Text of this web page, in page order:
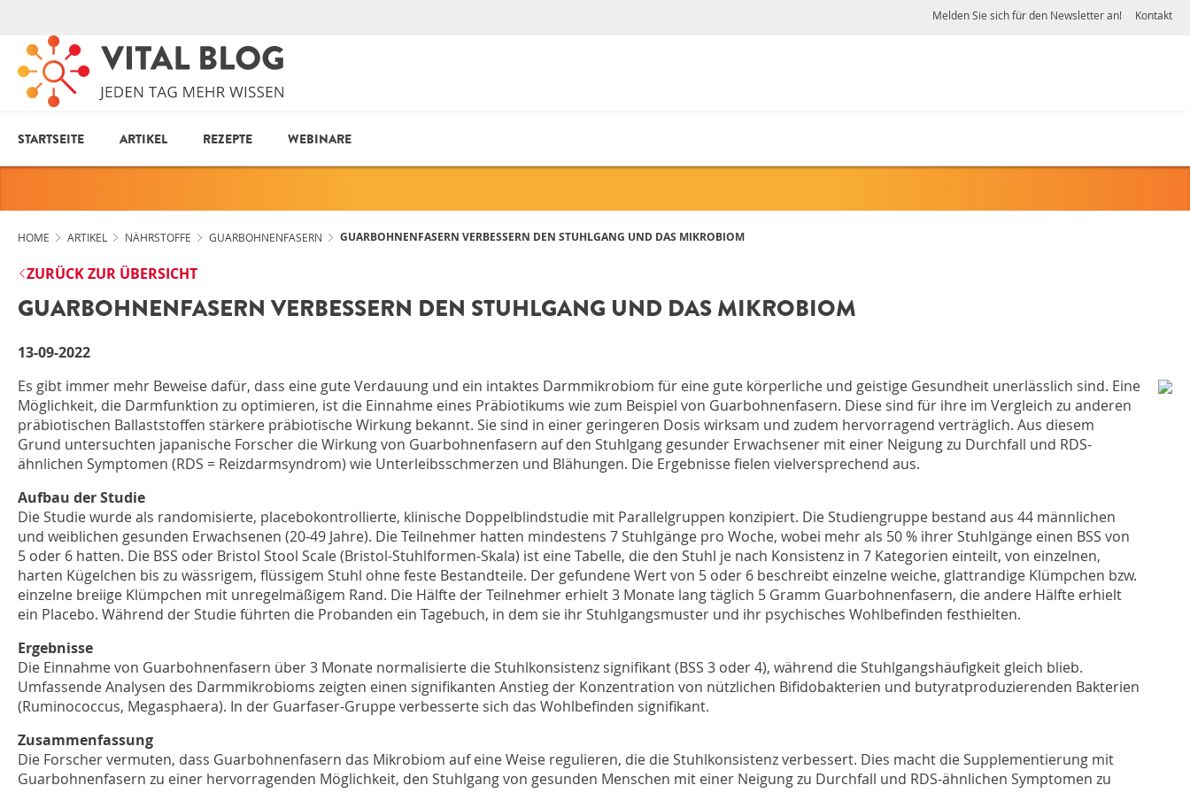
Melden Sie sich für den Newsletter an! Kontakt
STARTSEITE ARTIKEL REZEPTE WEBINARE
HOME ARTIKEL NÄHRSTOFFE GUARBOHNENFASERN GUARBOHNENFASERN VERBESSERN DEN STUHLGANG UND DAS MIKROBIOM
ZURÜCK ZUR ÜBERSICHT
GUARBOHNENFASERN VERBESSERN DEN STUHLGANG UND DAS MIKROBIOM
13-09-2022
Es gibt immer mehr Beweise dafür, dass eine gute Verdauung und ein intaktes Darmmikrobiom für eine gute körperliche und geistige Gesundheit unerlässlich sind. Eine
Möglichkeit, die Darmfunktion zu optimieren, ist die Einnahme eines Präbiotikums wie zum Beispiel von Guarbohnenfasern. Diese sind für ihre im Vergleich zu anderen
präbiotischen Ballaststoffen stärkere präbiotische Wirkung bekannt. Sie sind in einer geringeren Dosis wirksam und zudem hervorragend verträglich. Aus diesem
Grund untersuchten japanische Forscher die Wirkung von Guarbohnenfasern auf den Stuhlgang gesunder Erwachsener mit einer Neigung zu Durchfall und RDS-
ähnlichen Symptomen (RDS = Reizdarmsyndrom) wie Unterleibsschmerzen und Blähungen. Die Ergebnisse fielen vielversprechend aus.
Aufbau der Studie
Die Studie wurde als randomisierte, placebokontrollierte, klinische Doppelblindstudie mit Parallelgruppen konzipiert. Die Studiengruppe bestand aus 44 männlichen
und weiblichen gesunden Erwachsenen (20-49 Jahre). Die Teilnehmer hatten mindestens 7 Stuhlgänge pro Woche, wobei mehr als 50 % ihrer Stuhlgänge einen BSS von
5 oder 6 hatten. Die BSS oder Bristol Stool Scale (Bristol-Stuhlformen-Skala) ist eine Tabelle, die den Stuhl je nach Konsistenz in 7 Kategorien einteilt, von einzelnen,
harten Kügelchen bis zu wässrigem, flüssigem Stuhl ohne feste Bestandteile. Der gefundene Wert von 5 oder 6 beschreibt einzelne weiche, glattrandige Klümpchen bzw.
einzelne breiige Klümpchen mit unregelmäßigem Rand. Die Hälfte der Teilnehmer erhielt 3 Monate lang täglich 5 Gramm Guarbohnenfasern, die andere Hälfte erhielt
ein Placebo. Während der Studie führten die Probanden ein Tagebuch, in dem sie ihr Stuhlgangsmuster und ihr psychisches Wohlbefinden festhielten.
Ergebnisse
Die Einnahme von Guarbohnenfasern über 3 Monate normalisierte die Stuhlkonsistenz signifikant (BSS 3 oder 4), während die Stuhlgangshäufigkeit gleich blieb.
Umfassende Analysen des Darmmikrobioms zeigten einen signifikanten Anstieg der Konzentration von nützlichen Bifidobakterien und butyratproduzierenden Bakterien
(Ruminococcus, Megasphaera). In der Guarfaser-Gruppe verbesserte sich das Wohlbefinden signifikant.
Zusammenfassung
Die Forscher vermuten, dass Guarbohnenfasern das Mikrobiom auf eine Weise regulieren, die die Stuhlkonsistenz verbessert. Dies macht die Supplementierung mit
Guarbohnenfasern zu einer hervorragenden Möglichkeit, den Stuhlgang von gesunden Menschen mit einer Neigung zu Durchfall und RDS-ähnlichen Symptomen zu